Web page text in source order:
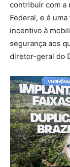
contribuir com a
Federal, e é
incentivo à
segurança aos
diretor-geral do